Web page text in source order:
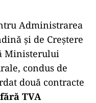
Administrarea
și de Creștere
Ministerului
condus de
două contracte
TVA